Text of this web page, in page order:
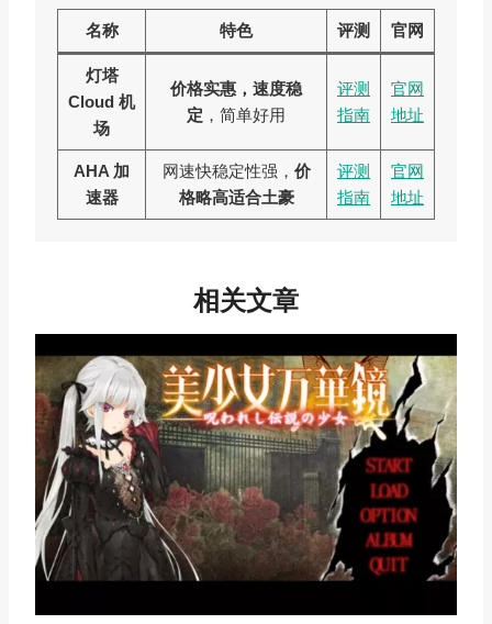
名称 特色 评测 官网
灯塔
Cloud 机
场
价格实惠，速度稳
定 ，简单好用
评测
指南
官网
地址
AHA 加
速器
网速快稳定性强， 价
格略高适合土豪
评测
指南
官网
地址
相关文章